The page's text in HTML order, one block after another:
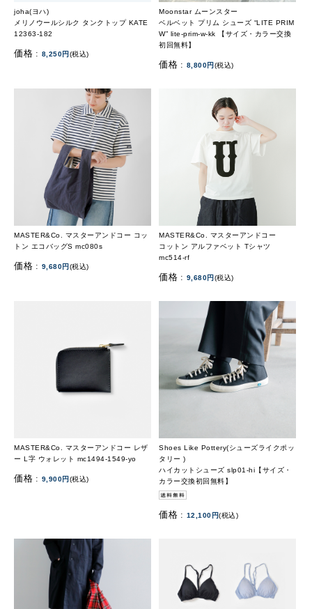
joha(ヨハ)
メリノウールシルク タンクトップ KATE
12363-182
価格 : 8,250円(税込)
Moonstar ムーンスター
ベルベット プリム シューズ “LITE PRIM
W” lite-prim-w-kk 【サイズ・カラー交換
初回無料】
価格 : 8,800円(税込)
MASTER&Co. マスターアンドコー コッ
トン エコバッグS mc080s
価格 : 9,680円(税込)
MASTER&Co. マスターアンドコー
コットン アルファベット Tシャツ
mc514-rf
価格 : 9,680円(税込)
MASTER&Co. マスターアンドコー レザ
ー L字 ウォレット mc1494-1549-yo
価格 : 9,900円(税込)
Shoes Like Pottery(シューズライクポッ
タリー )
ハイカットシューズ slp01-hi【サイズ・
カラー交換初回無料】
価格 : 12,100円(税込)